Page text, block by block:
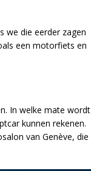
we die eerder zagen
een motorfiets en
In welke mate wordt
kunnen rekenen.
van Genève, die